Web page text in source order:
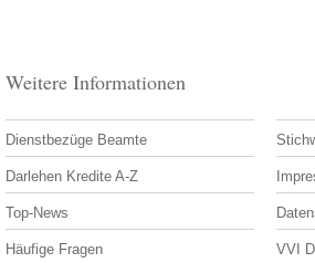
Weitere Informationen
Dienstbezüge Beamte
Darlehen Kredite A-Z
Top-News
Häufige Fragen VVI